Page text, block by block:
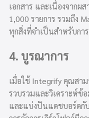
เอกสาร และเนื่องจาก
1,000 รายการ รวมถึง
ทุกสิ่งที่จำเป็นสำหรับก
4. บูรณาการ
เมื่อใช้ Integrify คุณสา
รวบรวมและวิเคราะห์ข้
และแบ่งปันแดชบอร์ดกั